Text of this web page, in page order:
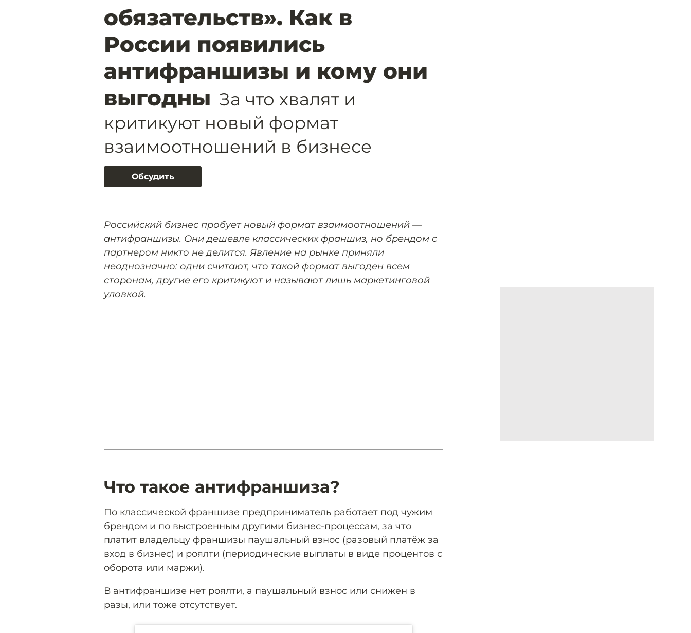
обязательств». Как в
России появились
антифраншизы и кому они
выгодны За что хвалят и
критикуют новый формат
взаимоотношений в бизнесе
Обсудить
Российский бизнес пробует новый формат взаимоотношений —
антифраншизы. Они дешевле классических франшиз, но брендом с
партнером никто не делится. Явление на рынке приняли
неоднозначно: одни считают, что такой формат выгоден всем
сторонам, другие его критикуют и называют лишь маркетинговой
уловкой.
Что такое антифраншиза?
По классической франшизе предприниматель работает под чужим
брендом и по выстроенным другими бизнес-процессам, за что
платит владельцу франшизы паушальный взнос (разовый платёж за
вход в бизнес) и роялти (периодические выплаты в виде процентов с
оборота или маржи).
В антифраншизе нет роялти, а паушальный взнос или снижен в
разы, или тоже отсутствует.